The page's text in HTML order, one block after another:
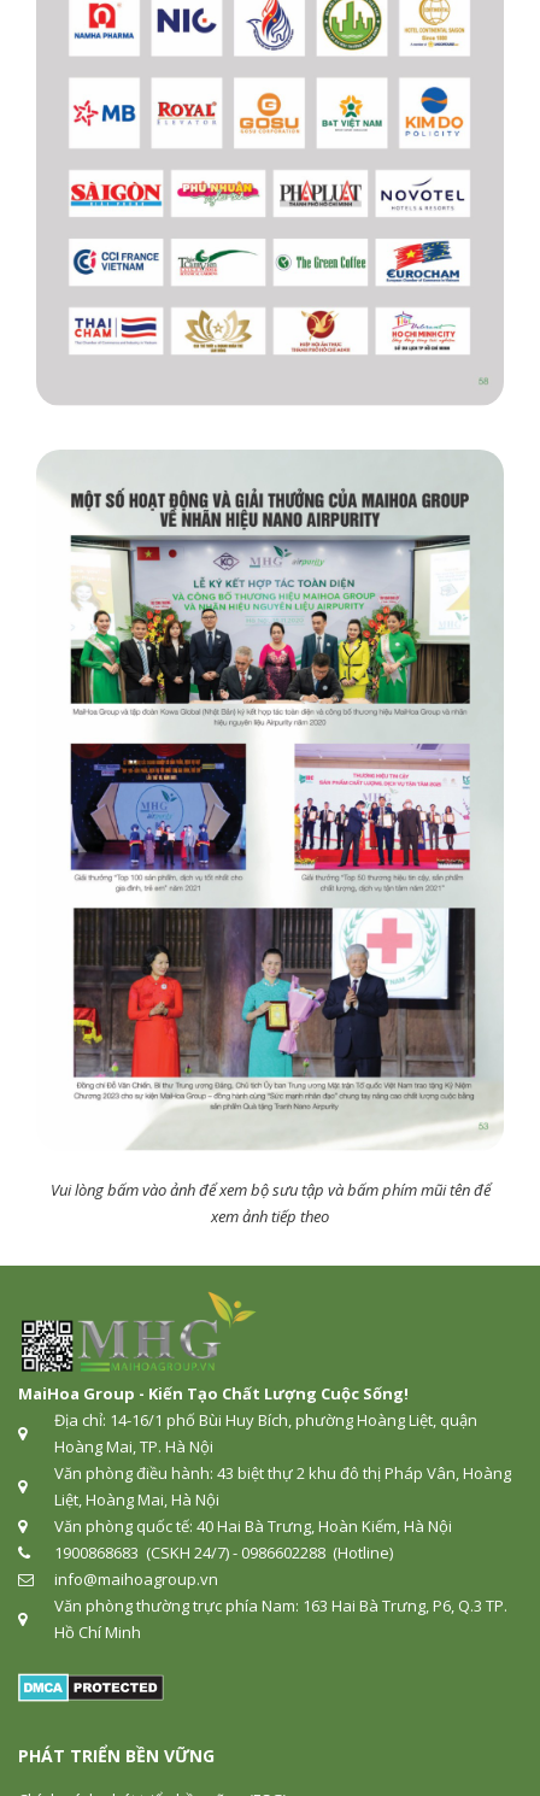
Vui lòng bấm vào ảnh để xem bộ sưu tập và bấm phím mũi tên để
xem ảnh tiếp theo
MaiHoa Group - Kiến Tạo Chất Lượng Cuộc Sống!
Địa chỉ: 14-16/1 phố Bùi Huy Bích, phường Hoàng Liệt, quận
Hoàng Mai, TP. Hà Nội
Văn phòng điều hành: 43 biệt thự 2 khu đô thị Pháp Vân, Hoàng
Liệt, Hoàng Mai, Hà Nội
Văn phòng quốc tế: 40 Hai Bà Trưng, Hoàn Kiếm, Hà Nội
1900868683 (CSKH 24/7) - 0986602288 (Hotline)
info@maihoagroup.vn
Văn phòng thường trực phía Nam: 163 Hai Bà Trưng, P6, Q.3 TP.
Hồ Chí Minh
PHÁT TRIỂN BỀN VỮNG